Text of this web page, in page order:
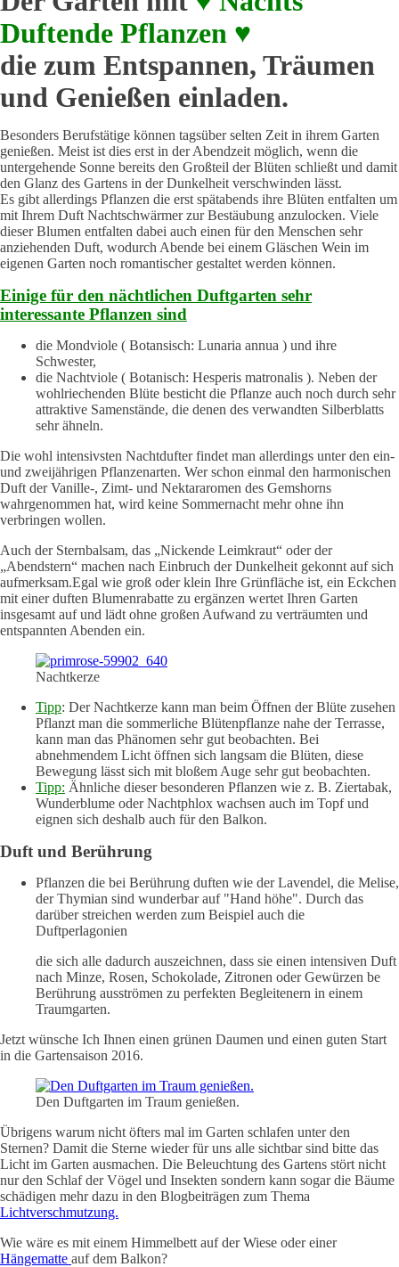
Duftende Pflanzen ♥
die zum Entspannen, Träumen
und Genießen einladen.
Besonders Berufstätige können tagsüber selten Zeit in ihrem Garten
genießen. Meist ist dies erst in der Abendzeit möglich, wenn die
untergehende Sonne bereits den Großteil der Blüten schließt und damit
den Glanz des Gartens in der Dunkelheit verschwinden lässt.
Es gibt allerdings Pflanzen die erst spätabends ihre Blüten entfalten um
mit Ihrem Duft Nachtschwärmer zur Bestäubung anzulocken. Viele
dieser Blumen entfalten dabei auch einen für den Menschen sehr
anziehenden Duft, wodurch Abende bei einem Gläschen Wein im
eigenen Garten noch romantischer gestaltet werden können.
Einige für den nächtlichen Duftgarten sehr
interessante Pflanzen sind
die Mondviole ( Botansisch: Lunaria annua ) und ihre
Schwester,
die Nachtviole ( Botanisch: Hesperis matronalis ). Neben der
wohlriechenden Blüte besticht die Pflanze auch noch durch sehr
attraktive Samenstände, die denen des verwandten Silberblatts
sehr ähneln.
Die wohl intensivsten Nachtdufter findet man allerdings unter den ein-
und zweijährigen Pflanzenarten. Wer schon einmal den harmonischen
Duft der Vanille-, Zimt- und Nektararomen des Gemshorns
wahrgenommen hat, wird keine Sommernacht mehr ohne ihn
verbringen wollen.
Auch der Sternbalsam, das „Nickende Leimkraut“ oder der
„Abendstern“ machen nach Einbruch der Dunkelheit gekonnt auf sich
aufmerksam.Egal wie groß oder klein Ihre Grünfläche ist, ein Eckchen
mit einer duften Blumenrabatte zu ergänzen wertet Ihren Garten
insgesamt auf und lädt ohne großen Aufwand zu verträumten und
entspannten Abenden ein.
Nachtkerze
Tipp: Der Nachtkerze kann man beim Öffnen der Blüte zusehen
Pflanzt man die sommerliche Blütenpflanze nahe der Terrasse,
kann man das Phänomen sehr gut beobachten. Bei
abnehmendem Licht öffnen sich langsam die Blüten, diese
Bewegung lässt sich mit bloßem Auge sehr gut beobachten.
Tipp: Ähnliche dieser besonderen Pflanzen wie z. B. Ziertabak,
Wunderblume oder Nachtphlox wachsen auch im Topf und
eignen sich deshalb auch für den Balkon.
Duft und Berührung
Pflanzen die bei Berührung duften wie der Lavendel, die Melise,
der Thymian sind wunderbar auf "Hand höhe". Durch das
darüber streichen werden zum Beispiel auch die
Duftperlagonien
die sich alle dadurch auszeichnen, dass sie einen intensiven Duft
nach Minze, Rosen, Schokolade, Zitronen oder Gewürzen be
Berührung ausströmen zu perfekten Begleitenern in einem
Traumgarten.
Jetzt wünsche Ich Ihnen einen grünen Daumen und einen guten Start
in die Gartensaison 2016.
Den Duftgarten im Traum genießen.
Übrigens warum nicht öfters mal im Garten schlafen unter den
Sternen? Damit die Sterne wieder für uns alle sichtbar sind bitte das
Licht im Garten ausmachen. Die Beleuchtung des Gartens stört nicht
nur den Schlaf der Vögel und Insekten sondern kann sogar die Bäume
schädigen mehr dazu in den Blogbeiträgen zum Thema
Lichtverschmutzung.
Wie wäre es mit einem Himmelbett auf der Wiese oder einer
Hängematte auf dem Balkon?